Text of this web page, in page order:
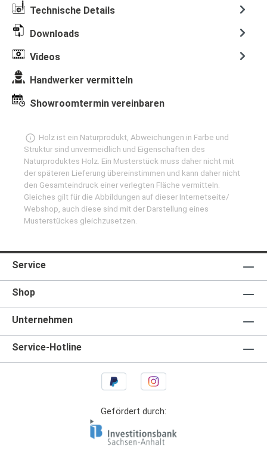
Technische Details
Downloads
Videos
Handwerker vermitteln
Showroomtermin vereinbaren
Holz ist ein Naturprodukt, Abweichungen in Farbe und
Struktur sind unvermeidlich und Eigenschaften des
Naturproduktes Holz. Ein Musterstück muss daher nicht mit
der späteren Lieferung übereinstimmen und kann daher nicht
den Gesamteindruck einer verlegten Fläche vermitteln.
Gleiches gilt für die Abbildungen auf dieser Internetseite/
Webshop, auch diese sind mit der Darstellung eines
Musterstückes gleichzusetzen.
Service
Shop
Unternehmen
Service-Hotline
Gefördert durch: